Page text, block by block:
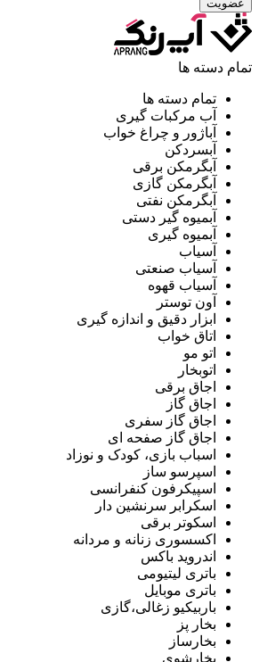
تمام دسته ها
تمام دسته ها
آب مرکبات گیری
آباژور و چراغ خواب
آبسردکن
آبگرمکن برقی
آبگرمکن گازی
آبگرمکن نفتی
آبمیوه گیر دستی
آبمیوه گیری
آسیاب
آسیاب صنعتی
آسیاب قهوه
آون توستر
ابزار دقیق و اندازه گیری
اتاق خواب
اتو مو
اتوبخار
اجاق برقی
اجاق گاز
اجاق گاز سفری
اجاق گاز صفحه ای
اسباب بازی، کودک و نوزاد
اسپرسو ساز
اسپیکرفون کنفرانسی
اسکرابر سرنشین دار
اسکوتر برقی
اکسسوری زنانه و مردانه
اندروید باکس
باتری لیتیومی
باتری موبایل
باربیکیو زغالی،گازی
بخار پز
بخارساز
بخارشوی